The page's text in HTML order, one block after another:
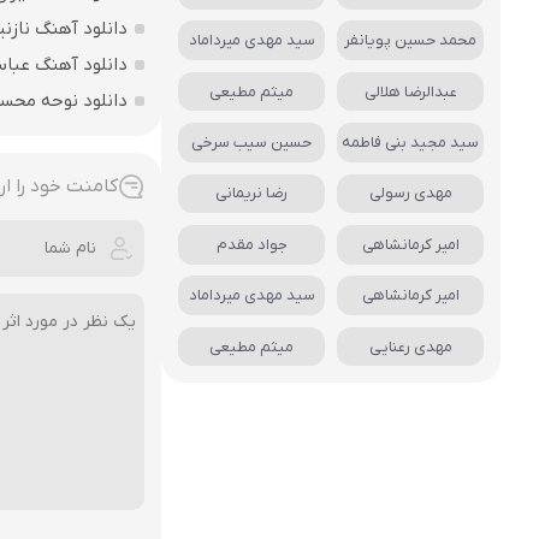
دانلود آهنگ
دانلود آهنگ
دانلود نوحه
کامنت خود را
محمد حسین پویانفر سید مهدی میرداماد
عبدالرضا هلالی میثم مطیعی
سید مجید بنی فاطمه حسین سیب سرخی
مهدی رسولی رضا نریمانی
امیر کرمانشاهی جواد مقدم
امیر کرمانشاهی سید مهدی میرداماد
مهدی رعنایی میثم مطیعی